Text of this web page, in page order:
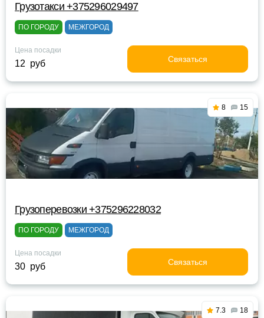
Грузотакси +375296029497
ПО ГОРОДУ МЕЖГОРОД
Цена посадки
12 руб Связаться
8 15
Грузоперевозки +375296228032
ПО ГОРОДУ МЕЖГОРОД
Цена посадки
30 руб Связаться
7.3 18